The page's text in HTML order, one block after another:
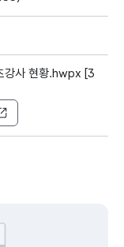
강사 현황.hwpx [3